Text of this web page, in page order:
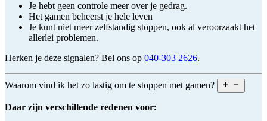
Je hebt geen controle meer over je gedrag.
Het gamen beheerst je hele leven
Je kunt niet meer zelfstandig stoppen, ook al veroorzaakt het
allerlei problemen.
Herken je deze signalen? Bel ons op 040-303 2626.
Waarom vind ik het zo lastig om te stoppen met gamen?
Daar zijn verschillende redenen voor: